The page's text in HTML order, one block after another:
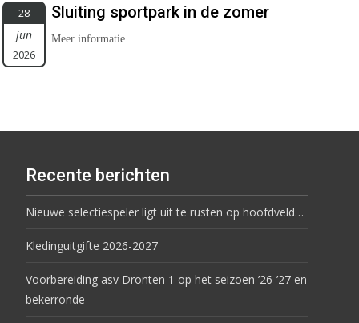
28
jun
2026
Sluiting sportpark in de zomer
Meer informatie...
Recente berichten
Nieuwe selectiespeler ligt uit te rusten op hoofdveld…
Kledinguitgifte 2026-2027
Voorbereiding asv Dronten 1 op het seizoen ’26-’27 en
bekerronde